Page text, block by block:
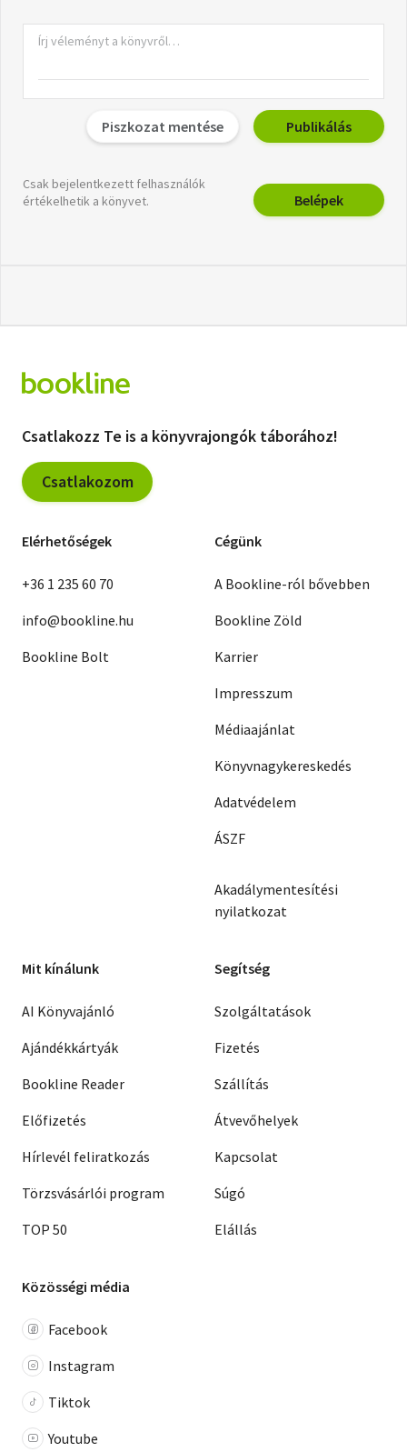
Piszkozat mentése Publikálás
Csak bejelentkezett felhasználók
értékelhetik a könyvet.
Belépek
Csatlakozz Te is a könyvrajongók táborához!
Csatlakozom
Elérhetőségek
+36 1 235 60 70
info@bookline.hu
Bookline Bolt
Cégünk
A Bookline-ról bővebben
Bookline Zöld
Karrier
Impresszum
Médiaajánlat
Könyvnagykereskedés
Adatvédelem
ÁSZF
Akadálymentesítési
nyilatkozat
Mit kínálunk
AI Könyvajánló
Ajándékkártyák
Bookline Reader
Előfizetés
Hírlevél feliratkozás
Törzsvásárlói program
TOP 50
Segítség
Szolgáltatások
Fizetés
Szállítás
Átvevőhelyek
Kapcsolat
Súgó
Elállás
Közösségi média
Facebook
Instagram
Tiktok
Youtube